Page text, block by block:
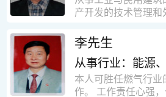
栋9000平方米。东莞
场；一栋17层。2栋
框架结构。南奥园金
程。30年的工作经验
建筑行业的多种工作
的执业经历中，王律
和非诉讼案件，取得
律师一贯的工作作风
合法权益第一，忠诚
的永恒的追求。
产开发的技术管理和
最高26层。基础理论
深厚，能熟练从事复
计算工作，有丰富的
工技术经验。知识广
决算、资产评估等都
李先生
从事行业：能源
本人可胜任燃气行业
作。 工作责任心强